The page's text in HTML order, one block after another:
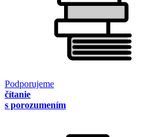
Podporujeme
čítanie
s porozumením